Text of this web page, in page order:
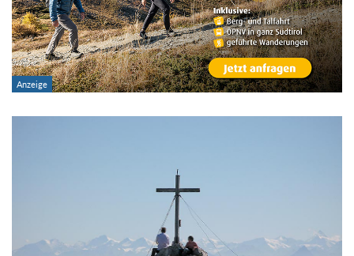
Gebirge:
Art der Tour:
Suchbegriff: